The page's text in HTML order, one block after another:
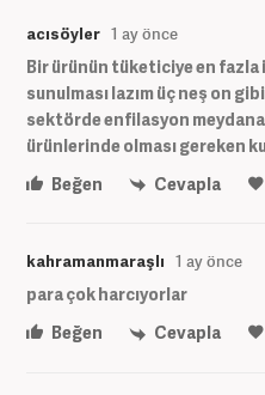
acısöyler 1 ay önce
Bir ürünün tüketiciye en fazla
sunulması lazım üç neş on
sektörde enfilasyon
ürünlerinde olması gereken
Beğen
Cevapla
kahramanmaraşlı 1 ay önce
para çok harcıyorlar
Beğen
Cevapla